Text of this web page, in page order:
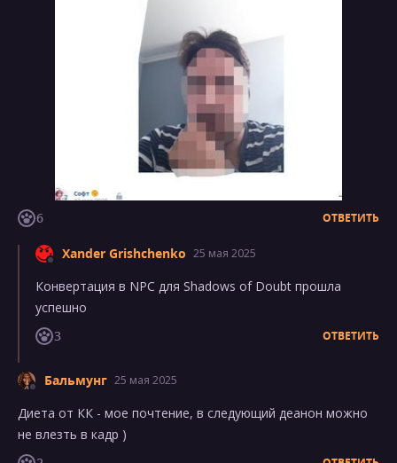
6 ОТВЕТИТЬ
Xander Grishchenko 25 мая 2025
Конвертация в NPC для Shadows of Doubt прошла
успешно
3
ОТВЕТИТЬ
Бальмунг 25 мая 2025
Диета от КК - мое почтение, в следующий деанон можно
не влезть в кадр )